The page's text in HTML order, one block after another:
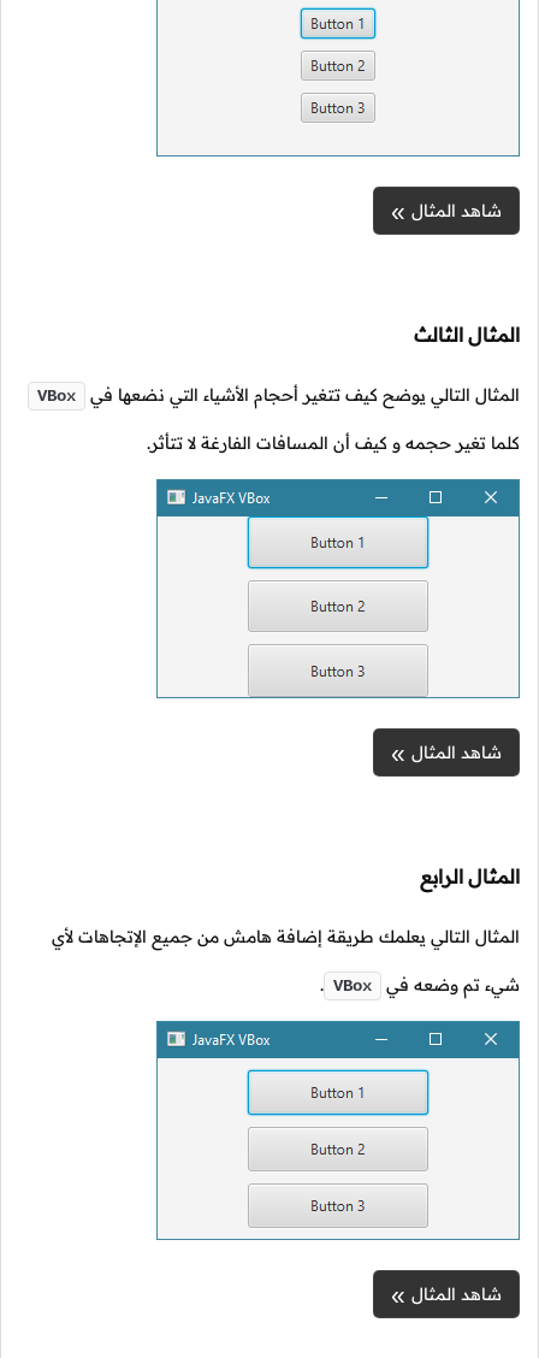
شاهد المثال
المثال الثالث
المثال التالي يوضح كيف تتغير أحجام الأشياء التي نضعها في VBox
كلما تغير حجمه و كيف أن المسافات الفارغة لا تتأثر.
شاهد المثال
المثال الرابع
المثال التالي يعلمك طريقة إضافة هامش من جميع الإتجاهات لأي
شيء تم وضعه في VBox
.
شاهد المثال